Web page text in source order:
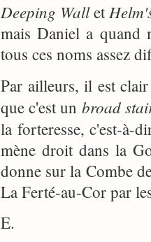
Deeping Wallet
mais Daniel a quand
tous ces noms assez
Par ailleurs, il est
que c'est un broad
la forteresse, c'est-à-
mène droit dans la
donne sur la Combe
La Ferté-au-Cor par
E.